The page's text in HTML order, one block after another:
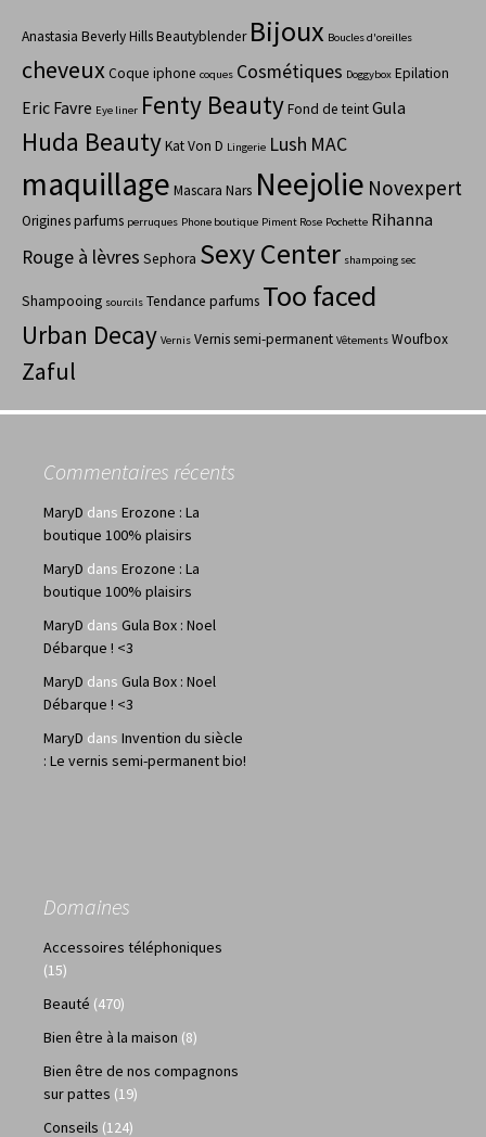
Anastasia Beverly HillsBeautyblender Bijoux Boucles d'oreilles
cheveuxCoque iphone coques Cosmétiques Doggybox Epilation
Eric Favre Eye liner Fenty BeautyFond de teintGula
Huda BeautyKat Von D Lingerie Lush MAC
maquillage Mascara Nars Neejolie Novexpert
Origines parfums perruques Phone boutique Piment Rose Pochette Rihanna
Rouge à lèvres Sephora Sexy Center shampoing sec
Shampooing sourcils Tendance parfums Too faced
Urban Decay Vernis Vernis semi-permanent Vêtements Woufbox
Zaful
Commentaires récents
MaryD dans Erozone : La
boutique 100% plaisirs
MaryD dans Erozone : La
boutique 100% plaisirs
MaryD dans Gula Box : Noel
Débarque ! <3
MaryD dans Gula Box : Noel
Débarque ! <3
MaryD dans Invention du siècle
: Le vernis semi-permanent bio!
Domaines
Accessoires téléphoniques
(15)
Beauté (470)
Bien être à la maison (8)
Bien être de nos compagnons
sur pattes (19)
Conseils (124)